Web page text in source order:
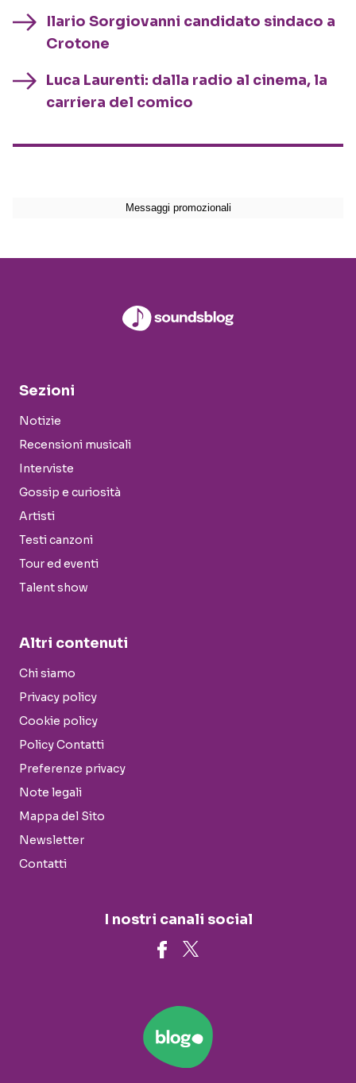
Ilario Sorgiovanni candidato sindaco a
Crotone
Luca Laurenti: dalla radio al cinema, la
carriera del comico
Sezioni
Notizie
Recensioni musicali
Interviste
Gossip e curiosità
Artisti
Testi canzoni
Tour ed eventi
Talent show
Altri contenuti
Chi siamo
Privacy policy
Cookie policy
Policy Contatti
Preferenze privacy
Note legali
Mappa del Sito
Newsletter
Contatti
I nostri canali social